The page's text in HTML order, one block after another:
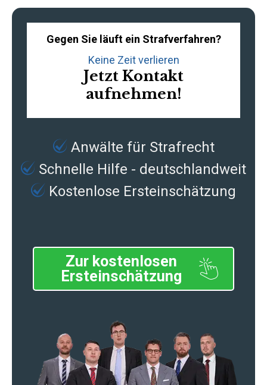
Gegen Sie läuft ein Strafverfahren?
Keine Zeit verlieren
Jetzt Kontakt
aufnehmen!
Anwälte für Strafrecht
Schnelle Hilfe - deutschlandweit
Kostenlose Ersteinschätzung
Zur kostenlosen
Ersteinschätzung